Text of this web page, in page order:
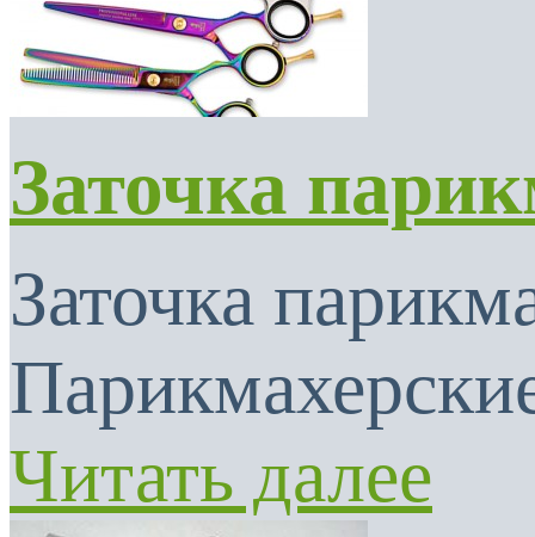
Заточка
Заточка
Читать далее